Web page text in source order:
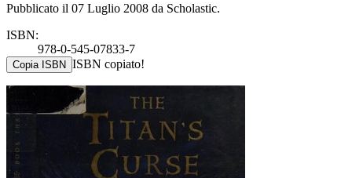
Pubblicato il 07 Luglio 2008 da Scholastic.
ISBN:
978-0-545-07833-7
Copia ISBN ISBN copiato!